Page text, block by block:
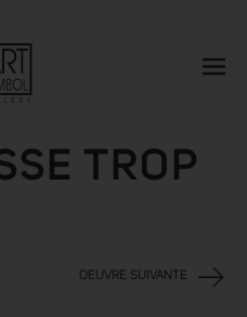
TROP
OEUVRE SUIVANTE